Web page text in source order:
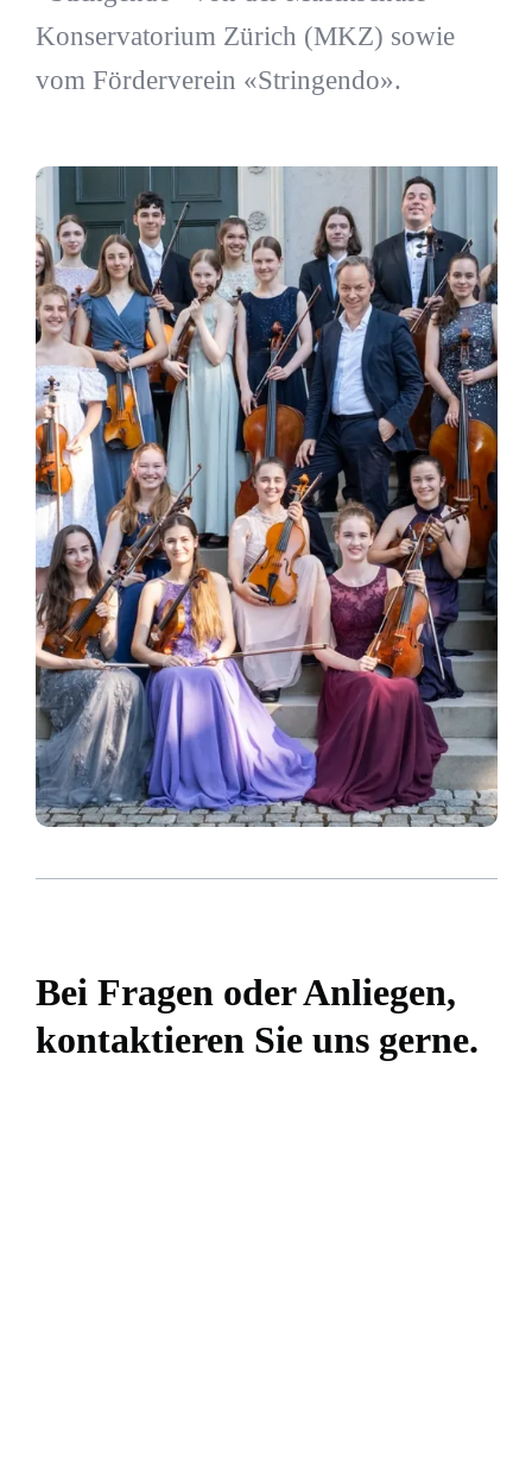
Konservatorium Zürich (MKZ) sowie
vom Förderverein «Stringendo».
Bei Fragen oder Anliegen,
kontaktieren Sie uns gerne.